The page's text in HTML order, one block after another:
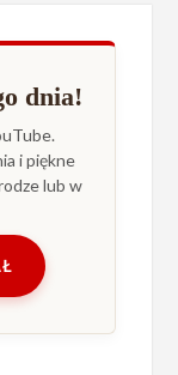
dnia!
i piękne
lub w